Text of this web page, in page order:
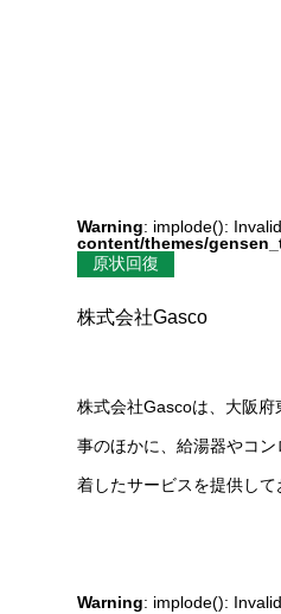
Warning: implode():
content/themes/
原状回復
株式会社Gasco
株式会社Gascoは、大阪
事のほかに、給湯器やコ
着したサービスを提供し
Warning: implode():